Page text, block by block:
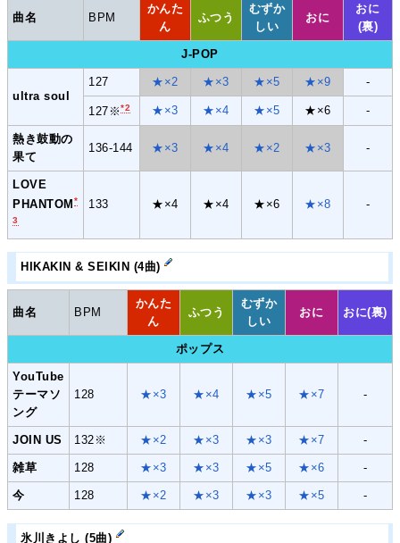
曲名 BPM
かんた
ん
ふつう
むずか
しい
おに
おに
(裏)
J-POP
ultra soul
127 ★×2 ★×3 ★×5 ★×9 -
127※*2 ★×3 ★×4 ★×5 ★×6 -
熱き鼓動の
果て
136-144 ★×3 ★×4 ★×2 ★×3 -
LOVE
PHANTOM *
3
133 ★×4 ★×4 ★×6 ★×8 -
HIKAKIN & SEIKIN (4曲)
曲名 BPM
かんた
ん
ふつう
むずか
しい
おに おに(裏)
ポップス
YouTube
テーマソ
ング
128 ★×3 ★×4 ★×5 ★×7 -
JOIN US 132※ ★×2 ★×3 ★×3 ★×7 -
雑草 128 ★×3 ★×3 ★×5 ★×6 -
今 128 ★×2 ★×3 ★×3 ★×5 -
氷川きよし (5曲)